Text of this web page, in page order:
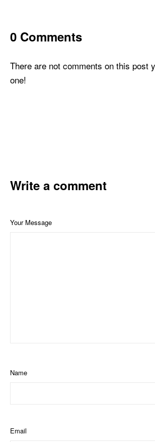
0 Comments
There are not comments on this post
one!
Write a comment
Your Message
Name
Email